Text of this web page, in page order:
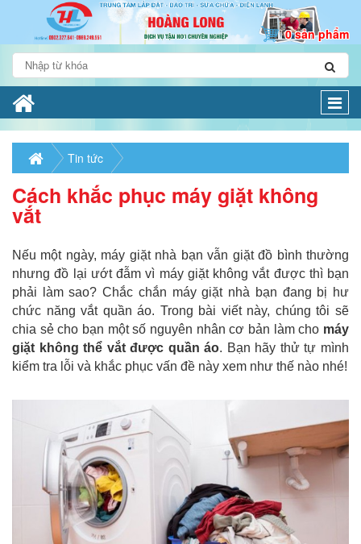
0 sản phẩm
Tin tức
Cách khắc phục máy giặt không
vắt
Nếu một ngày, máy giặt nhà bạn vẫn giặt đồ bình thường
nhưng đồ lại ướt đẫm vì máy giặt không vắt được thì bạn
phải làm sao? Chắc chắn máy giặt nhà bạn đang bị hư
chức năng vắt quần áo. Trong bài viết này, chúng tôi sẽ
chia sẻ cho bạn một số nguyên nhân cơ bản làm cho máy
giặt không thể vắt được quần áo. Bạn hãy thử tự mình
kiểm tra lỗi và khắc phục vấn đề này xem như thế nào nhé!